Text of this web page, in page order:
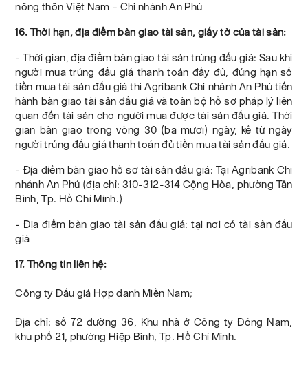
nông thôn Việt Nam – Chi nhánh An Phú
16. Thời hạn, địa điểm bàn giao tài sản, giấy tờ của tài sản:
- Thời gian, địa điểm bàn giao tài sản trúng đấu giá: Sau khi
người mua trúng đấu giá thanh toán đầy đủ, đúng hạn số
tiền mua tài sản đấu giá thì Agribank Chi nhánh An Phú tiến
hành bàn giao tài sản đấu giá và toàn bộ hồ sơ pháp lý liên
quan đến tài sản cho người mua được tài sản đấu giá. Thời
gian bàn giao trong vòng 30 (ba mươi) ngày, kể từ ngày
người trúng đấu giá thanh toán đủ tiền mua tài sản đấu giá.
- Địa điểm bàn giao hồ sơ tài sản đấu giá: Tại Agribank Chi
nhánh An Phú (địa chỉ: 310-312-314 Cộng Hòa, phường Tân
Bình, Tp. Hồ Chí Minh.)
- Địa điểm bàn giao tài sản đấu giá: tại nơi có tài sản đấu
giá
17. Thông tin liên hệ:
Công ty Đấu giá Hợp danh Miền Nam;
Địa chỉ: số 72 đường 36, Khu nhà ở Công ty Đông Nam,
khu phố 21, phường Hiệp Bình, Tp. Hồ Chí Minh.